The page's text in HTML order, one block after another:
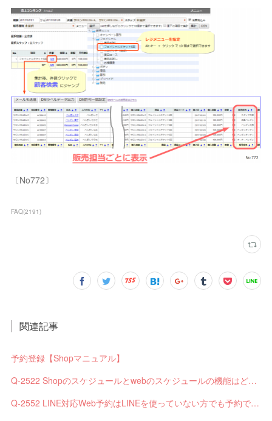
〔No772〕
FAQ(2191)
関連記事
予約登録【Shopマニュアル】
Q-2522 Shopのスケジュールとwebのスケジュールの機能はどう違いますか？
Q-2552 LINE対応Web予約はLINEを使っていない方でも予約できますか？